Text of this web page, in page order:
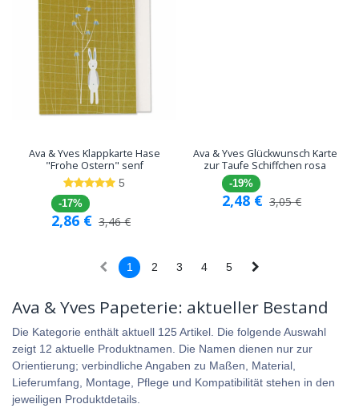
Ava & Yves Klappkarte Hase
"Frohe Ostern" senf
5
-17%
2,86 € 3,46€
Ava & Yves Glückwunsch Karte
zur Taufe Schiffchen rosa
-19%
2,48 € 3,05€
1 2 3 4 5
Ava & Yves Papeterie: aktueller Bestand
Die Kategorie enthält aktuell 125 Artikel. Die folgende Auswahl
zeigt 12 aktuelle Produktnamen. Die Namen dienen nur zur
Orientierung; verbindliche Angaben zu Maßen, Material,
Lieferumfang, Montage, Pflege und Kompatibilität stehen in den
jeweiligen Produktdetails.